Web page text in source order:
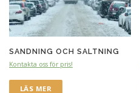
SANDNING OCH SALTNING
Kontakta oss för pris!
LÄS MER